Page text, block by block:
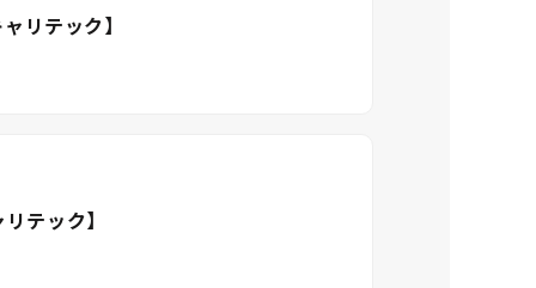
リテック】
テック】